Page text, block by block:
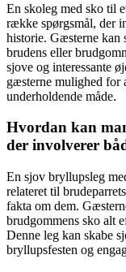
En skoleg med sko til
række spørgsmål, der
historie. Gæsterne kan
brudens eller
sjove og interessante
gæsterne mulighed for
underholdende måde.
Hvordan kan
der involverer
En sjov bryllupsleg
relateret til
fakta om dem.
brudgommens sko alt
Denne leg kan skabe
bryllupsfesten og